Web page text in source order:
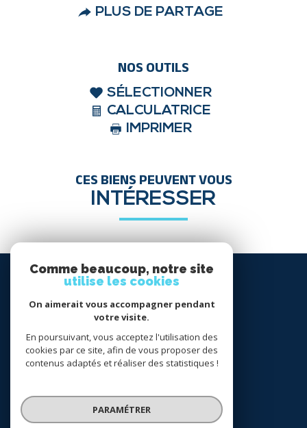
PLUS DE PARTAGE
NOS OUTILS
SÉLECTIONNER
CALCULATRICE
IMPRIMER
CES BIENS PEUVENT VOUS
INTÉRESSER
SE
CONNECTER
espace propriétaire
NOUS
SUIVRE
Comme beaucoup, notre site
utilise les cookies
On aimerait vous accompagner pendant
votre visite.
En poursuivant, vous acceptez l'utilisation des
cookies par ce site, afin de vous proposer des
contenus adaptés et réaliser des statistiques !
PARAMÉTRER